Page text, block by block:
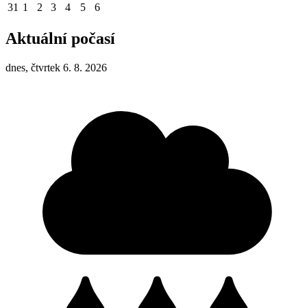
31 1 2 3 4 5 6
Aktuální počasí
dnes, čtvrtek 6. 8. 2026